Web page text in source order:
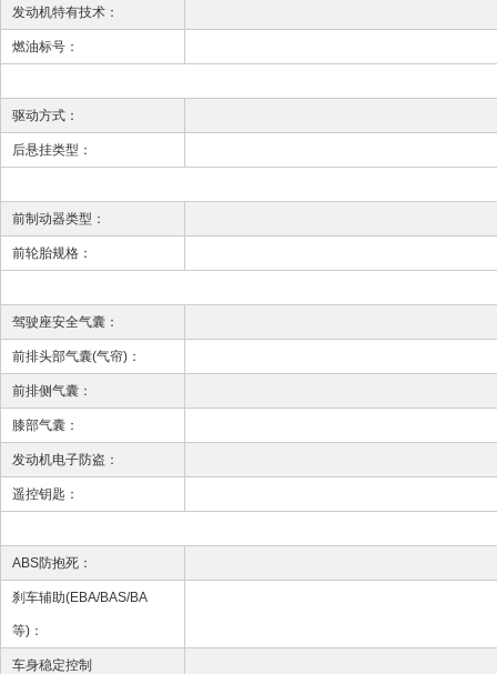
发动机特有技术：
燃油标号：
驱动方式：
后悬挂类型：
前制动器类型：
前轮胎规格：
驾驶座安全气囊：
前排头部气囊(气帘)：
前排侧气囊：
膝部气囊：
发动机电子防盗：
遥控钥匙：
ABS防抱死：
刹车辅助(EBA/BAS/BA
等)：
车身稳定控制